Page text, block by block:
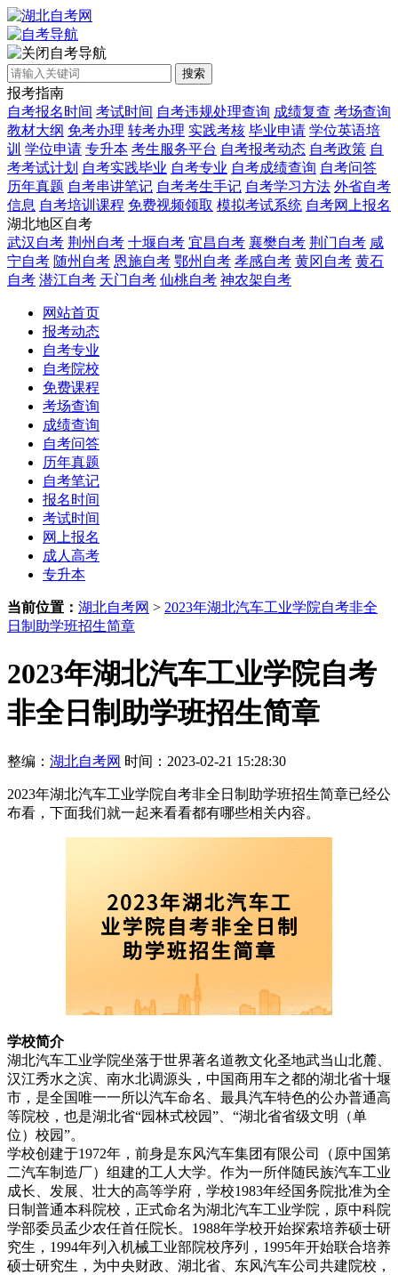
自考导航
搜索
报考指南
自考报名时间 考试时间 自考违规处理查询 成绩复查 考场查询
教材大纲 免考办理 转考办理 实践考核 毕业申请 学位英语培
训 学位申请 专升本 考生服务平台 自考报考动态 自考政策 自
考考试计划 自考实践毕业 自考专业 自考成绩查询 自考问答
历年真题 自考串讲笔记 自考考生手记 自考学习方法 外省自考
信息 自考培训课程 免费视频领取 模拟考试系统 自考网上报名
湖北地区自考
武汉自考 荆州自考 十堰自考 宜昌自考 襄樊自考 荆门自考 咸
宁自考 随州自考 恩施自考 鄂州自考 孝感自考 黄冈自考 黄石
自考 潜江自考 天门自考 仙桃自考 神农架自考
网站首页
报考动态
自考专业
自考院校
免费课程
考场查询
成绩查询
自考问答
历年真题
自考笔记
报名时间
考试时间
网上报名
成人高考
专升本
当前位置： 湖北自考网 > 2023年湖北汽车工业学院自考非全
日制助学班招生简章
2023年湖北汽车工业学院自考
非全日制助学班招生简章
整编： 湖北自考网 时间：2023-02-21 15:28:30
2023年湖北汽车工业学院自考非全日制助学班招生简章已经公
布看，下面我们就一起来看看都有哪些相关内容。
学校简介
湖北汽车工业学院坐落于世界著名道教文化圣地武当山北麓、
汉江秀水之滨、南水北调源头，中国商用车之都的湖北省十堰
市，是全国唯一一所以汽车命名、最具汽车特色的公办普通高
等院校，也是湖北省“园林式校园”、“湖北省省级文明（单
位）校园”。
学校创建于1972年，前身是东风汽车集团有限公司（原中国第
二汽车制造厂）组建的工人大学。作为一所伴随民族汽车工业
成长、发展、壮大的高等学府，学校1983年经国务院批准为全
日制普通本科院校，正式命名为湖北汽车工业学院，原中科院
学部委员孟少农任首任院长。1988年学校开始探索培养硕士研
究生，1994年列入机械工业部院校序列，1995年开始联合培养
硕士研究生，为中央财政、湖北省、东风汽车公司共建院校，